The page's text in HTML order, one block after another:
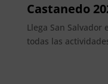
Castanedo
Llega San Salvador
todas las